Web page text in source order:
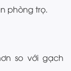
phòng trọ.
so với gạch